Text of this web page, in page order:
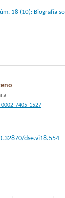
18 (10): Biografía
7405-1527
dse.vi18.554